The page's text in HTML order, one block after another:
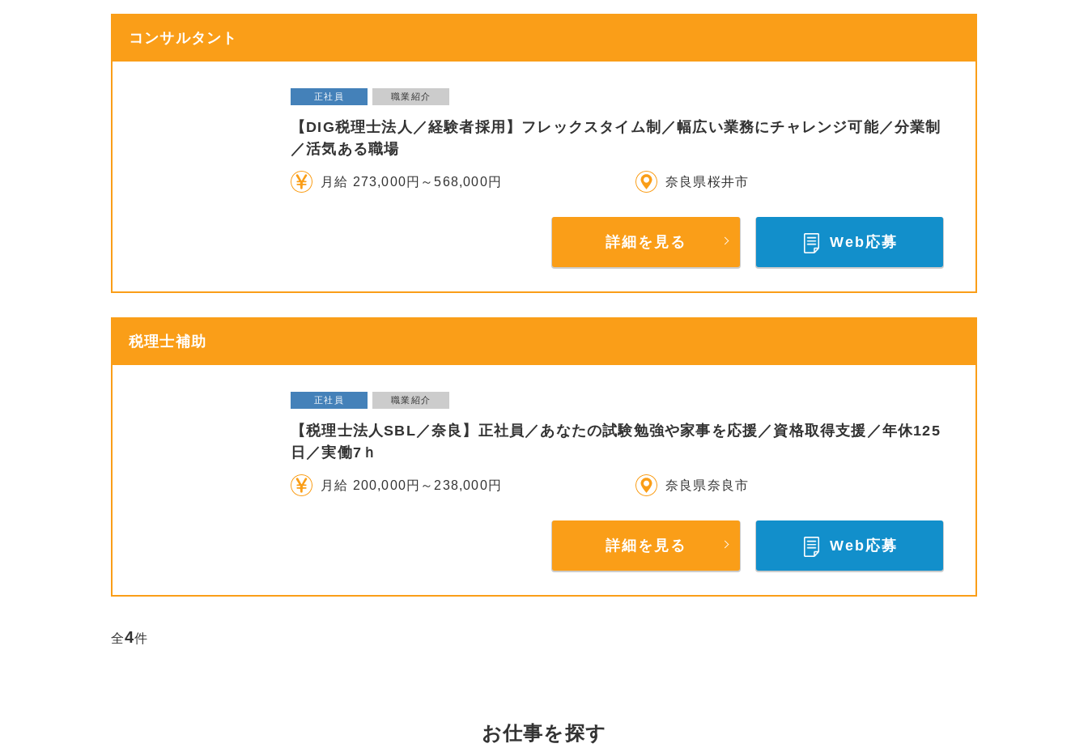
コンサルタント
正社員 職業紹介
【DIG税理士法人／経験者採用】フレックスタイム制／幅広い業務にチャレンジ可能／分業制
／活気ある職場
月給 273,000円～568,000円 奈良県桜井市
詳細を見る Web応募
税理士補助
正社員 職業紹介
【税理士法人SBL／奈良】正社員／あなたの試験勉強や家事を応援／資格取得支援／年休125
日／実働7ｈ
月給 200,000円～238,000円 奈良県奈良市
詳細を見る Web応募
全4件
お仕事を探す